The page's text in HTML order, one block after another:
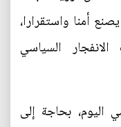
أمنا واستقرارا،
السياسي
اليوم، بحاجة إلى